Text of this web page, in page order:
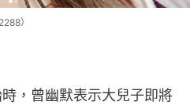
）
，曾幽默表示大兒子即將